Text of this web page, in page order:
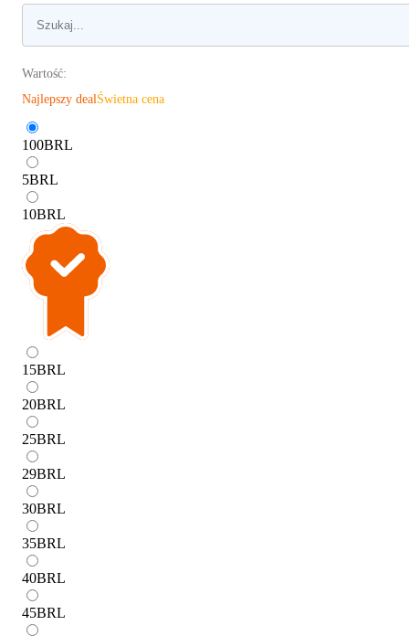
Wartość:
Najlepszy deal Świetna cena
100BRL
5BRL
10BRL
15BRL
20BRL
25BRL
29BRL
30BRL
35BRL
40BRL
45BRL